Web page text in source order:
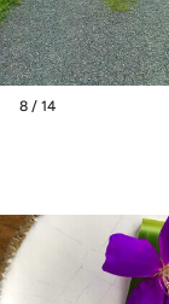
8 / 14